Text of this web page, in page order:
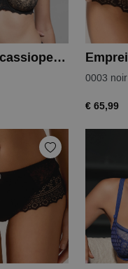
Empreinte cassiopee bh
0003 noir
€ 65,99